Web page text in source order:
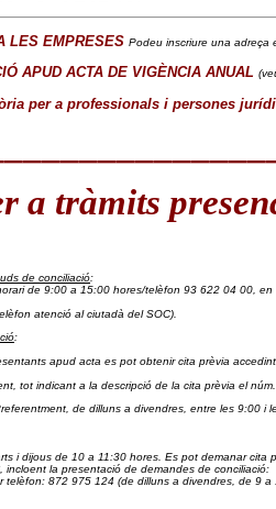
LES EMPRESES Podeu inscriure una adreça
APUD ACTA DE VIGÈNCIA ANUAL
per a professionals i persones
a tràmits
de conciliació:
de 9:00 a 15:00 hores/telèfon 93 622 04 00,
atenció al ciutadà del SOC).
:
apud acta es pot obtenir cita prèvia
tot indicant a la descripció de la cita prèvia el
de dilluns a divendres, entre les 9:00 i
i dijous de 10 a 11:30 hores. Es pot demanar cita
incloent la presentació de demandes de conciliació:
telèfon: 872 975 124 (de dilluns a divendres, de 9